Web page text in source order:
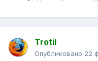
Trotil
Опубликовано 22